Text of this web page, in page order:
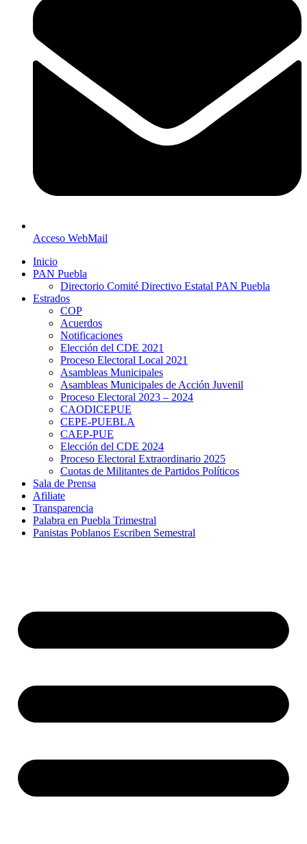
Acceso WebMail
Inicio
PAN Puebla
Directorio Comité Directivo Estatal PAN Puebla
Estrados
COP
Acuerdos
Notificaciones
Elección del CDE 2021
Proceso Electoral Local 2021
Asambleas Municipales
Asambleas Municipales de Acción Juvenil
Proceso Electoral 2023 – 2024
CAODICEPUE
CEPE-PUEBLA
CAEP-PUE
Elección del CDE 2024
Proceso Electoral Extraordinario 2025
Cuotas de Militantes de Partidos Políticos
Sala de Prensa
Afiliate
Transparencia
Palabra en Puebla Trimestral
Panistas Poblanos Escriben Semestral